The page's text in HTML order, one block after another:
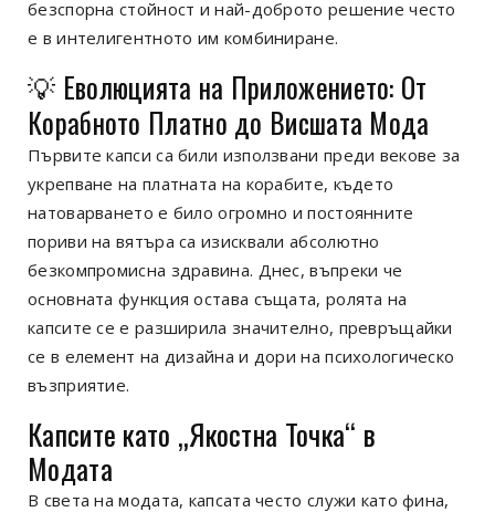
безспорна стойност и най-доброто решение често
е в интелигентното им комбиниране.
💡 Еволюцията на Приложението: От
Корабното Платно до Висшата Мода
Първите капси са били използвани преди векове за
укрепване на платната на корабите, където
натоварването е било огромно и постоянните
пориви на вятъра са изисквали абсолютно
безкомпромисна здравина. Днес, въпреки че
основната функция остава същата, ролята на
капсите се е разширила значително, превръщайки
се в елемент на дизайна и дори на психологическо
възприятие.
Капсите като „Якостна Точка“ в
Модата
В света на модата, капсата често служи като фина,